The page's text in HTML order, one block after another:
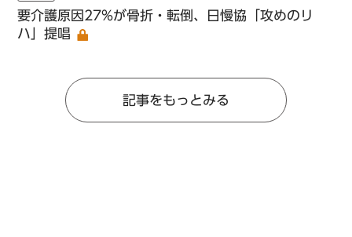
要介護原因27%が骨折・転倒、日慢協「攻めのリ
ハ」提唱
記事をもっとみる